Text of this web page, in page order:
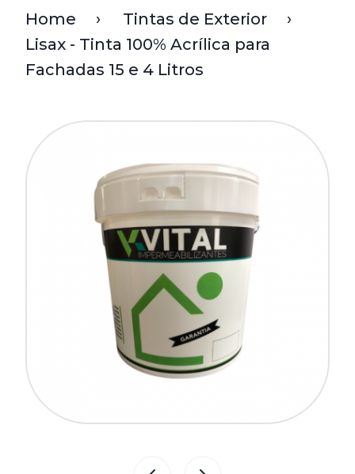
Home
Tintas de Exterior
Lisax - Tinta 100% Acrílica para
Fachadas 15 e 4 Litros